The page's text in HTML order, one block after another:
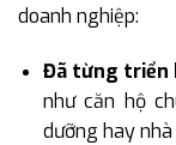
doanh nghiệp:
Đã từng triển
như căn hộ
dưỡng hay